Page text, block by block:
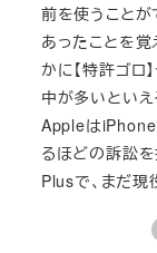
前を使うことが
あったことを
かに【特許ゴロ
中が多いといえ
AppleはiPhone
るほどの訴訟
Plusで、まだ現